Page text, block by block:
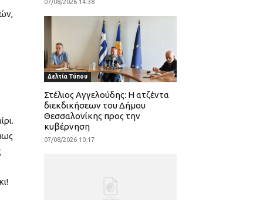
07/08/2026 14:38
Δελτία Τύπου
Στέλιος Αγγελούδης: Η ατζέντα
διεκδικήσεων του Δήμου
Θεσσαλονίκης προς την
κυβέρνηση
07/08/2026 10:17